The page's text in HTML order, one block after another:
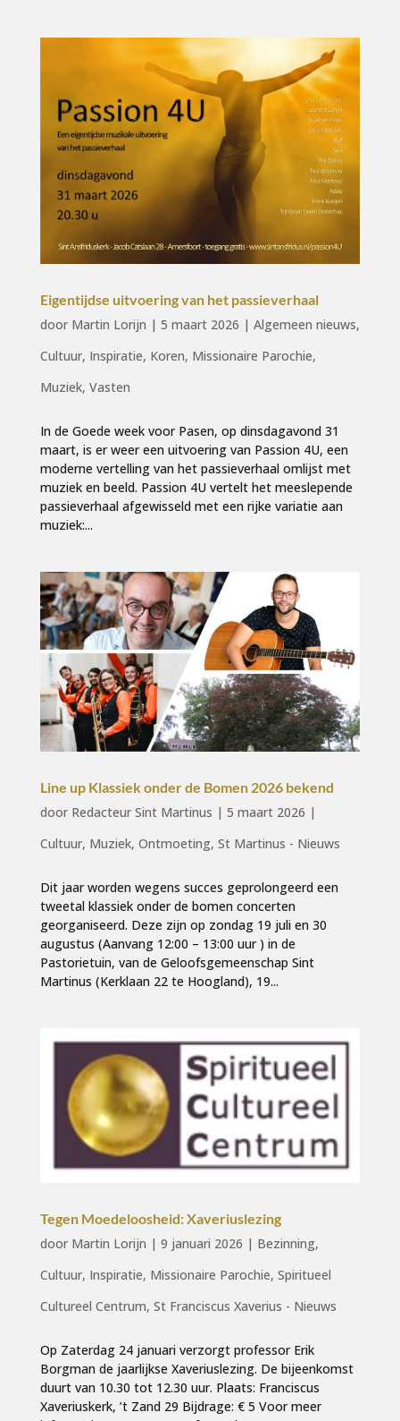
Eigentijdse uitvoering van het passieverhaal
door Martin Lorijn | 5 maart 2026 | Algemeen nieuws,
Cultuur, Inspiratie, Koren, Missionaire Parochie,
Muziek, Vasten
In de Goede week voor Pasen, op dinsdagavond 31
maart, is er weer een uitvoering van Passion 4U, een
moderne vertelling van het passieverhaal omlijst met
muziek en beeld. Passion 4U vertelt het meeslepende
passieverhaal afgewisseld met een rijke variatie aan
muziek:...
Line up Klassiek onder de Bomen 2026 bekend
door Redacteur Sint Martinus | 5 maart 2026 |
Cultuur, Muziek, Ontmoeting, St Martinus - Nieuws
Dit jaar worden wegens succes geprolongeerd een
tweetal klassiek onder de bomen concerten
georganiseerd. Deze zijn op zondag 19 juli en 30
augustus (Aanvang 12:00 – 13:00 uur ) in de
Pastorietuin, van de Geloofsgemeenschap Sint
Martinus (Kerklaan 22 te Hoogland), 19...
Tegen Moedeloosheid: Xaveriuslezing
door Martin Lorijn | 9 januari 2026 | Bezinning,
Cultuur, Inspiratie, Missionaire Parochie, Spiritueel
Cultureel Centrum, St Franciscus Xaverius - Nieuws
Op Zaterdag 24 januari verzorgt professor Erik
Borgman de jaarlijkse Xaveriuslezing. De bijeenkomst
duurt van 10.30 tot 12.30 uur. Plaats: Franciscus
Xaveriuskerk, ’t Zand 29 Bijdrage: € 5 Voor meer